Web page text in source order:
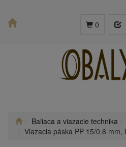
0
Baliaca a viazacie technika
Viazacia páska PP 15/0.6